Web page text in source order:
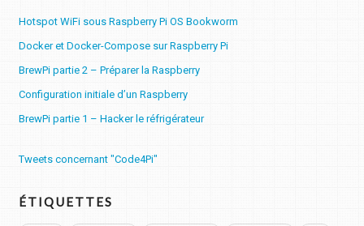
Hotspot WiFi sous Raspberry Pi OS Bookworm
Docker et Docker-Compose sur Raspberry Pi
BrewPi partie 2 – Préparer la Raspberry
Configuration initiale d’un Raspberry
BrewPi partie 1 – Hacker le réfrigérateur
Tweets concernant "Code4Pi"
ÉTIQUETTES